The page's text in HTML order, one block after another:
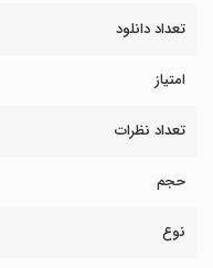
تعداد دانلود
امتیاز
تعداد نظرات
حجم
نوع